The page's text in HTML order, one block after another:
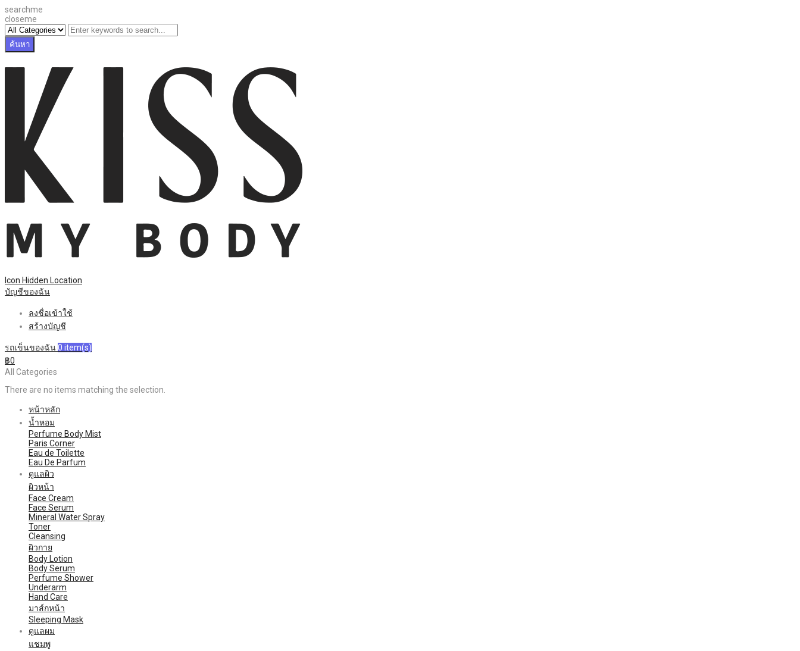
searchme
closeme
ค้นหา
Icon Hidden Location
บัญชีของฉัน
ลงชื่อเข้าใช้
สร้างบัญชี
รถเข็นของฉัน0 item(s)
฿0
All Categories
There are no items matching the selection.
หน้าหลัก
น้ำหอม
Perfume Body Mist
Paris Corner
Eau de Toilette
Eau De Parfum
ดูแลผิว
ผิวหน้า
Face Cream
Face Serum
Mineral Water Spray
Toner
Cleansing
ผิวกาย
Body Lotion
Body Serum
Perfume Shower
Underarm
Hand Care
มาส์กหน้า
Sleeping Mask
ดูแลผม
แชมพู